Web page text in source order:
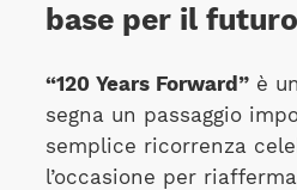
base per il futuro
“120 Years Forward”è
segna un passaggio
semplice ricorrenza
l’occasione per